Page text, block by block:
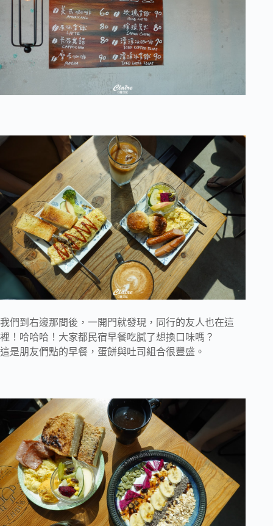
我們到右邊那間後，一開門就發現，同行的友人也在這
裡！哈哈哈！大家都民宿早餐吃膩了想換口味嗎？
這是朋友們點的早餐，蛋餅與吐司組合很豐盛。